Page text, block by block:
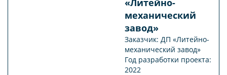
«Литейно-
механический
завод»
Заказчик: ДП «Литейно-
механический завод»
Год разработки проекта:
2022